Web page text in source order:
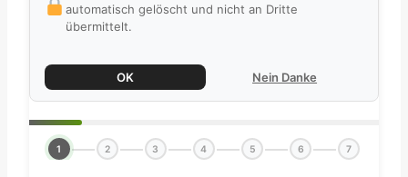
automatisch gelöscht und nicht an Dritte
übermittelt.
OK Nein Danke
1 2 3 4 5 6 7